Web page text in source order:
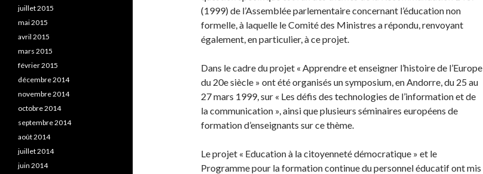
(1999) de l’Assemblée parlementaire concernant l’éducation non
formelle, à laquelle le Comité des Ministres a répondu, renvoyant
également, en particulier, à ce projet.
Dans le cadre du projet « Apprendre et enseigner l’histoire de l’Europe
du 20e siècle » ont été organisés un symposium, en Andorre, du 25 au
27 mars 1999, sur « Les défis des technologies de l’information et de
la communication », ainsi que plusieurs séminaires européens de
formation d’enseignants sur ce thème.
Le projet « Education à la citoyenneté démocratique » et le
Programme pour la formation continue du personnel éducatif ont mis
juillet 2015
mai 2015
avril 2015
mars 2015
février 2015
décembre 2014
novembre 2014
octobre 2014
septembre 2014
août 2014
juillet 2014
juin 2014